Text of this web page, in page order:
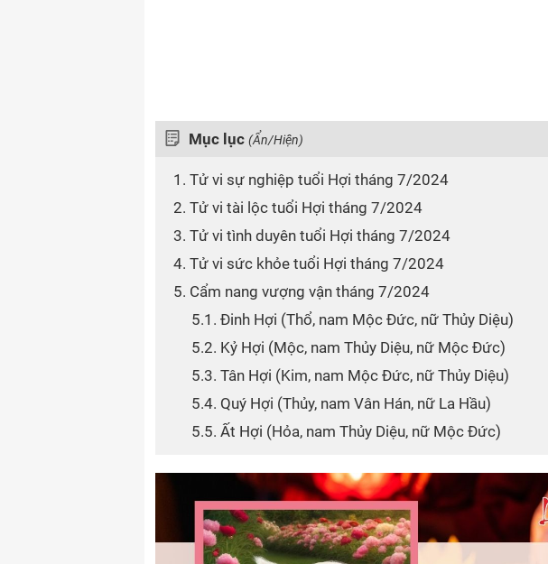
Mục lục (Ẩn/Hiện)
1. Tử vi sự nghiệp tuổi Hợi tháng 7/2024
2. Tử vi tài lộc tuổi Hợi tháng 7/2024
3. Tử vi tình duyên tuổi Hợi tháng 7/2024
4. Tử vi sức khỏe tuổi Hợi tháng 7/2024
5. Cẩm nang vượng vận tháng 7/2024
5.1. Đinh Hợi (Thổ, nam Mộc Đức, nữ Thủy Diệu)
5.2. Kỷ Hợi (Mộc, nam Thủy Diệu, nữ Mộc Đức)
5.3. Tân Hợi (Kim, nam Mộc Đức, nữ Thủy Diệu)
5.4. Quý Hợi (Thủy, nam Vân Hán, nữ La Hầu)
5.5. Ất Hợi (Hỏa, nam Thủy Diệu, nữ Mộc Đức)